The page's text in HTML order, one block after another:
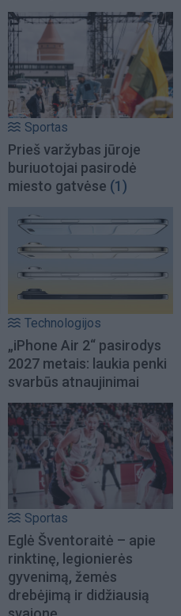
Sportas
Prieš varžybas jūroje
buriuotojai pasirodė
miesto gatvėse (1)
Technologijos
„iPhone Air 2“ pasirodys
2027 metais: laukia penki
svarbūs atnaujinimai
Sportas
Eglė Šventoraitė – apie
rinktinę, legionierės
gyvenimą, žemės
drebėjimą ir didžiausią